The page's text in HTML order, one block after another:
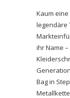
Kaum
legendäre
ihr Name
Bag in